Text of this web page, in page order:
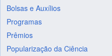
Bolsas e Auxílios
Programas
Prêmios
Popularização da Ciência